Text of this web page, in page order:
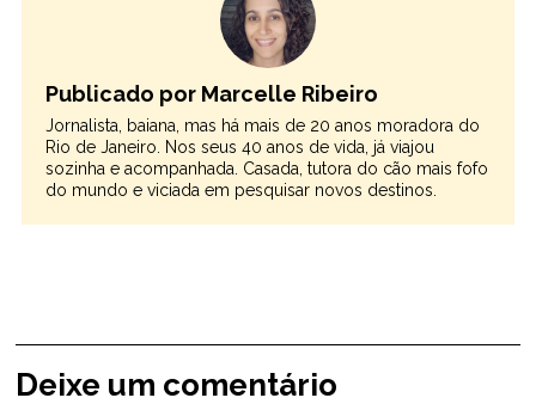
Publicado por Marcelle Ribeiro
Jornalista, baiana, mas há mais de 20 anos moradora do
Rio de Janeiro. Nos seus 40 anos de vida, já viajou
sozinha e acompanhada. Casada, tutora do cão mais fofo
do mundo e viciada em pesquisar novos destinos.
Deixe um comentário